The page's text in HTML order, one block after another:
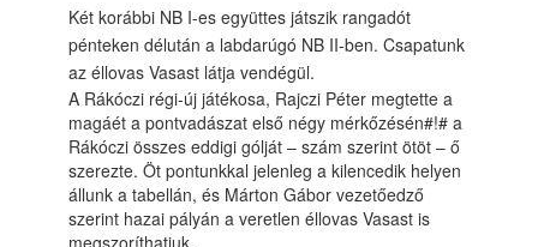
Két korábbi NB I-es együttes játszik rangadót
pénteken délután a labdarúgó NB II-ben. Csapatunk
az éllovas Vasast látja vendégül.
A Rákóczi régi-új játékosa, Rajczi Péter megtette a
magáét a pontvadászat első négy mérkőzésén#!# a
Rákóczi összes eddigi gólját – szám szerint ötöt – ő
szerezte. Öt pontunkkal jelenleg a kilencedik helyen
állunk a tabellán, és Márton Gábor vezetőedző
szerint hazai pályán a veretlen éllovas Vasast is
megszoríthatjuk.